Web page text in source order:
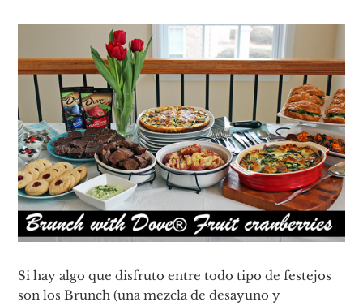
Si hay algo que disfruto entre todo tipo de festejos
son los Brunch (una mezcla de desayuno y